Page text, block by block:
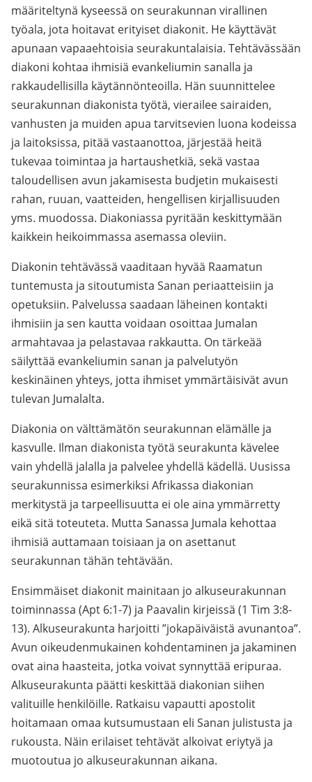
määriteltynä kyseessä on seurakunnan virallinen
työala, jota hoitavat erityiset diakonit. He käyttävät
apunaan vapaaehtoisia seurakuntalaisia. Tehtävässään
diakoni kohtaa ihmisiä evankeliumin sanalla ja
rakkaudellisilla käytännönteoilla. Hän suunnittelee
seurakunnan diakonista työtä, vierailee sairaiden,
vanhusten ja muiden apua tarvitsevien luona kodeissa
ja laitoksissa, pitää vastaanottoa, järjestää heitä
tukevaa toimintaa ja hartaushetkiä, sekä vastaa
taloudellisen avun jakamisesta budjetin mukaisesti
rahan, ruuan, vaatteiden, hengellisen kirjallisuuden
yms. muodossa. Diakoniassa pyritään keskittymään
kaikkein heikoimmassa asemassa oleviin.
Diakonin tehtävässä vaaditaan hyvää Raamatun
tuntemusta ja sitoutumista Sanan periaatteisiin ja
opetuksiin. Palvelussa saadaan läheinen kontakti
ihmisiin ja sen kautta voidaan osoittaa Jumalan
armahtavaa ja pelastavaa rakkautta. On tärkeää
säilyttää evankeliumin sanan ja palvelutyön
keskinäinen yhteys, jotta ihmiset ymmärtäisivät avun
tulevan Jumalalta.
Diakonia on välttämätön seurakunnan elämälle ja
kasvulle. Ilman diakonista työtä seurakunta kävelee
vain yhdellä jalalla ja palvelee yhdellä kädellä. Uusissa
seurakunnissa esimerkiksi Afrikassa diakonian
merkitystä ja tarpeellisuutta ei ole aina ymmärretty
eikä sitä toteuteta. Mutta Sanassa Jumala kehottaa
ihmisiä auttamaan toisiaan ja on asettanut
seurakunnan tähän tehtävään.
Ensimmäiset diakonit mainitaan jo alkuseurakunnan
toiminnassa (Apt 6:1-7) ja Paavalin kirjeissä (1 Tim 3:8-
13). Alkuseurakunta harjoitti ”jokapäiväistä avunantoa”.
Avun oikeudenmukainen kohdentaminen ja jakaminen
ovat aina haasteita, jotka voivat synnyttää eripuraa.
Alkuseurakunta päätti keskittää diakonian siihen
valituille henkilöille. Ratkaisu vapautti apostolit
hoitamaan omaa kutsumustaan eli Sanan julistusta ja
rukousta. Näin erilaiset tehtävät alkoivat eriytyä ja
muotoutua jo alkuseurakunnan aikana.